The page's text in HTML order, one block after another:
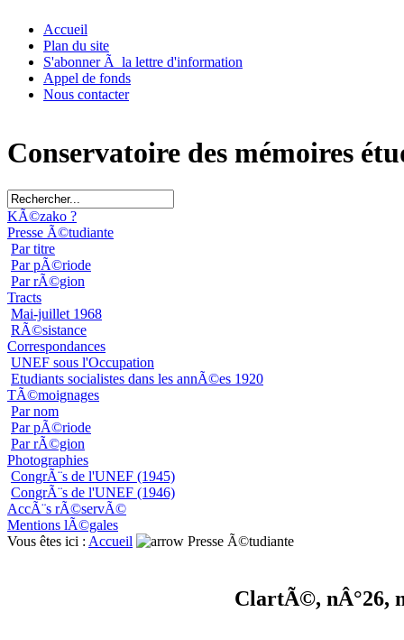
Accueil
Plan du site
S'abonner Ã la lettre d'information
Appel de fonds
Nous contacter
Conservatoire des mémoires
KÃ©zako ?
Presse Ã©tudiante
Par titre
Par pÃ©riode
Par rÃ©gion
Tracts
Mai-juillet 1968
RÃ©sistance
Correspondances
UNEF sous l'Occupation
Etudiants socialistes dans les annÃ©es 1920
TÃ©moignages
Par nom
Par pÃ©riode
Par rÃ©gion
Photographies
CongrÃ¨s de l'UNEF (1945)
CongrÃ¨s de l'UNEF (1946)
AccÃ¨s rÃ©servÃ©
Mentions lÃ©gales
Vous êtes ici : Accueil Presse Ã©tudiante
ClartÃ©, nÂ°26,